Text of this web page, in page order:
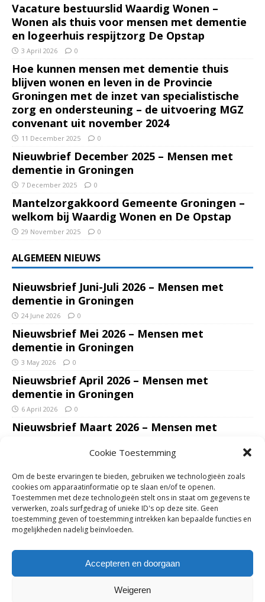
Cookie Toestemming
Om de beste ervaringen te bieden, gebruiken we technologieën zoals
cookies om apparaatinformatie op te slaan en/of te openen.
Toestemmen met deze technologieën stelt ons in staat om gegevens te
verwerken, zoals surfgedrag of unieke ID's op deze site. Geen
toestemming geven of toestemming intrekken kan bepaalde functies en
mogelijkheden nadelig beïnvloeden.
Accepteren en doorgaan
Weigeren
Vacature bestuurslid Waardig Wonen –
Wonen als thuis voor mensen met dementie
en logeerhuis respijtzorg De Opstap
3 April 2026 0
Hoe kunnen mensen met dementie thuis
blijven wonen en leven in de Provincie
Groningen met de inzet van specialistische
zorg en ondersteuning – de uitvoering MGZ
convenant uit november 2024
11 December 2025 0
Nieuwbrief December 2025 – Mensen met
dementie in Groningen
7 December 2025 0
Mantelzorgakkoord Gemeente Groningen –
welkom bij Waardig Wonen en De Opstap
29 November 2025 0
ALGEMEEN NIEUWS
Nieuwsbrief Juni-Juli 2026 – Mensen met
dementie in Groningen
24 June 2026 0
Nieuwsbrief Mei 2026 – Mensen met
dementie in Groningen
3 May 2026 0
Nieuwsbrief April 2026 – Mensen met
dementie in Groningen
6 April 2026 0
Nieuwsbrief Maart 2026 – Mensen met
Nieuwsbrief Januari – Februari 2026 – Mensen
met dementie in Groningen
7 February 2026 0
Ondersteun mantelzorgers – gun hun een
adempauze in De Opstap. Inzamelingsactie
voor De Opstap gestart op GoFundMe
0